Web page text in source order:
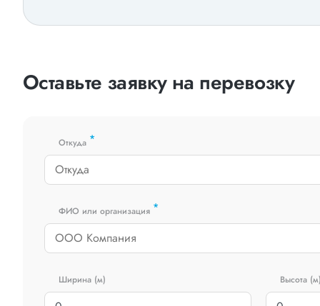
Оставьте заявку на перевозку
Откуда *
ФИО или организация *
Ширина (м) Высота (м)